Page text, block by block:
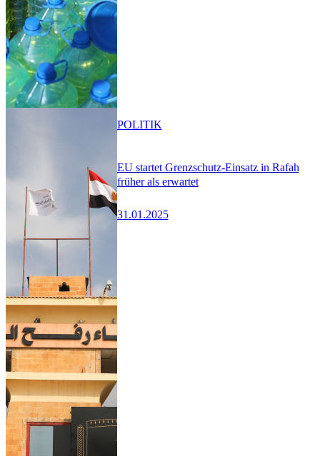
EU startet Grenzschutz-Einsatz in Rafah
früher als erwartet
31.01.2025
POLITIK